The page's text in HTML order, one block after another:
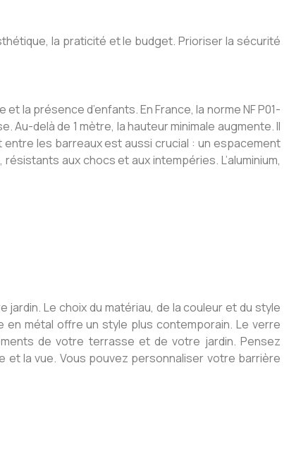
la praticité et le budget. Prioriser la sécurité
la présence d’enfants. En France, la norme NF P01-
Au-delà de 1 mètre, la hauteur minimale augmente. Il
les barreaux est aussi crucial : un espacement
aux chocs et aux intempéries. L’aluminium,
Le choix du matériau, de la couleur et du style
en métal offre un style plus contemporain. Le verre
de votre terrasse et de votre jardin. Pensez
et la vue. Vous pouvez personnaliser votre barrière